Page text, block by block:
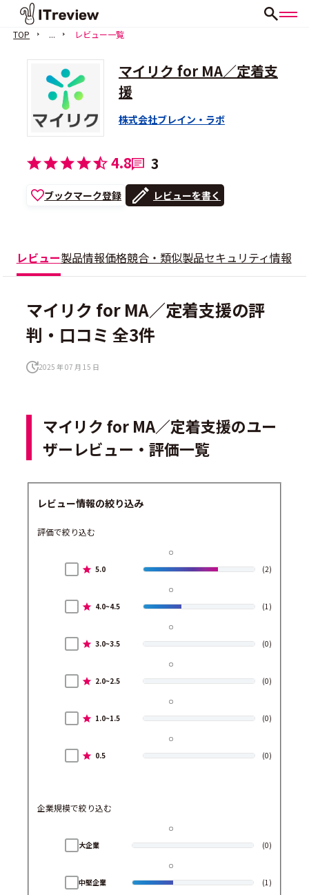
TOP ... レビュー一覧
マイリク for MA／定着支
援
株式会社ブレイン・ラボ
4.8 3
ブックマーク登録 レビューを書く
レビュー製品情報価格競合・類似製品セキュリティ情報
マイリク for MA／定着支援の評
判・口コミ 全3件
2025 年 07 月 15 日
マイリク for MA／定着支援のユー
ザーレビュー・評価一覧
レビュー情報の絞り込み
評価で絞り込む
5.0 (2)
4.0~4.5 (1)
3.0~3.5 (0)
2.0~2.5 (0)
1.0~1.5 (0)
0.5 (0)
企業規模で絞り込む
大企業 (0)
中堅企業 (1)